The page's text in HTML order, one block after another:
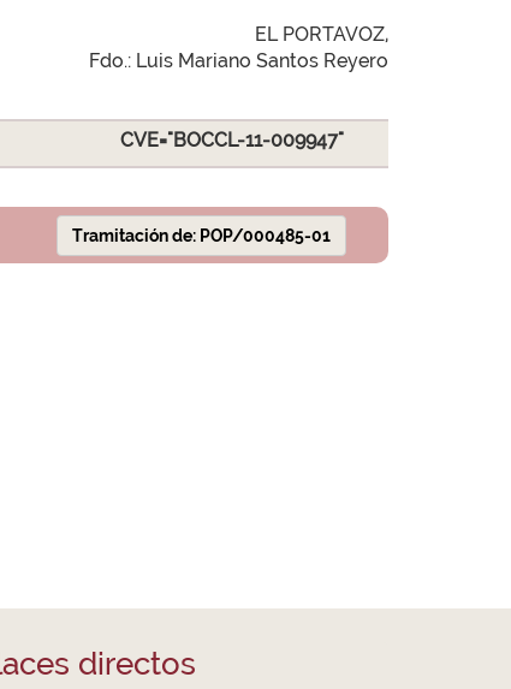
EL PORTAVOZ,
Fdo.: Luis Mariano Santos Reyero
CVE="BOCCL-11-009947"
Tramitación de: POP/000485-01
directos